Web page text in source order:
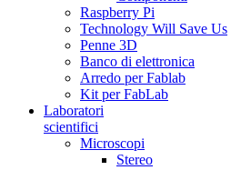
Raspberry Pi
Technology Will Save Us
Penne 3D
Banco di elettronica
Arredo per Fablab
Kit per FabLab
Laboratori
scientifici
Microscopi
Stereo